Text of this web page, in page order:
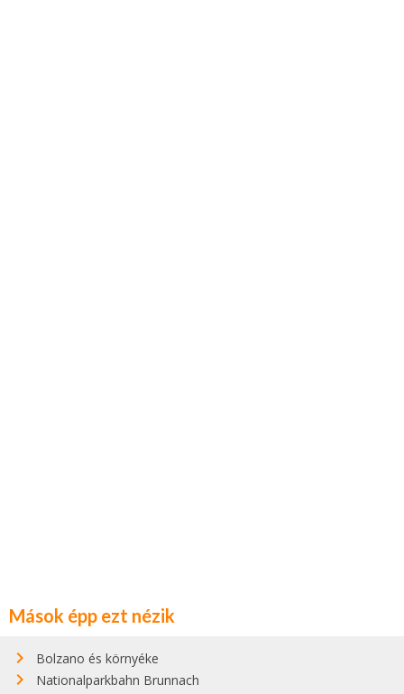
Mások épp ezt nézik
Bolzano és környéke
Nationalparkbahn Brunnach